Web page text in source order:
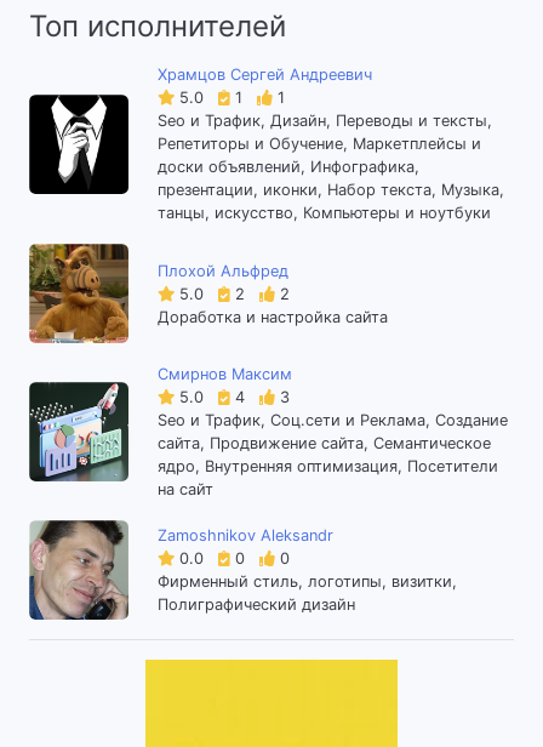
Топ исполнителей
Храмцов Сергей Андреевич
5.0
1
1
Seo и Трафик, Дизайн, Переводы и тексты,
Репетиторы и Обучение, Маркетплейсы и
доски объявлений, Инфографика,
презентации, иконки, Набор текста, Музыка,
танцы, искусство, Компьютеры и ноутбуки
Плохой Альфред
5.0
2
2
Доработка и настройка сайта
Смирнов Максим
5.0
4
3
Seo и Трафик, Соц.сети и Реклама, Создание
сайта, Продвижение сайта, Семантическое
ядро, Внутренняя оптимизация, Посетители
на сайт
Zamoshnikov Aleksandr
0.0
0
0
Фирменный стиль, логотипы, визитки,
Полиграфический дизайн